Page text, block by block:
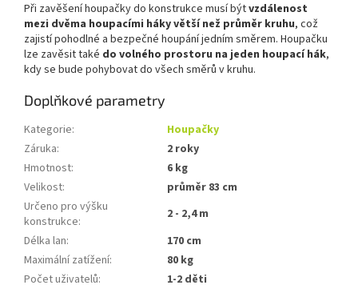
Při zavěšení houpačky do konstrukce musí býtvzdálenost
mezi dvěma houpacími háky větší než průměr kruhu, což
zajistí pohodlné a bezpečné houpání jedním směrem. Houpačku
lze zavěsit také do volného prostoru na jeden houpací hák,
kdy se bude pohybovat do všech směrů v kruhu.
Doplňkové parametry
Kategorie:
Houpačky
Záruka:
2 roky
Hmotnost:
6 kg
Velikost:
průměr 83 cm
Určeno pro výšku
konstrukce:
2 - 2,4 m
Délka lan:
170 cm
Maximální zatížení:
80 kg
Počet uživatelů:
1-2 děti